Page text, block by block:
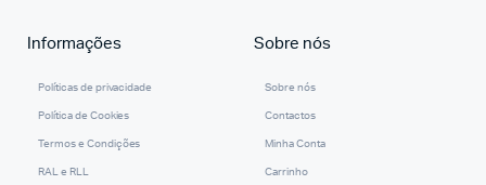
Informações
Políticas de privacidade
Política de Cookies
Termos e Condições
RAL e RLL
Sobre nós
Sobre nós
Contactos
Minha Conta
Carrinho